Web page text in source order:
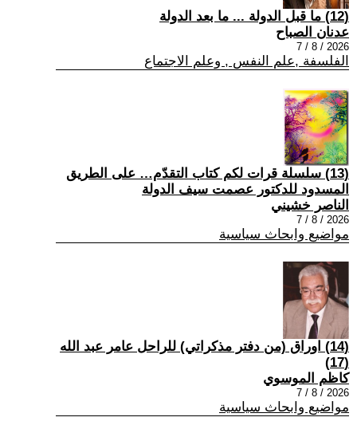
(12) ما قبل الدولة ... ما بعد الدولة
عدنان الصباح
2026 / 8 / 7
الفلسفة ,علم النفس , وعلم الاجتماع
(13) سلسلة قرات لكم كتاب التقدّم… على الطريق
المسدود للدكتور عصمت سيف الدولة
الناصر خشيني
2026 / 8 / 7
مواضيع وابحاث سياسية
(14) اوراق (من دفتر مذكراتي) للراحل عامر عبد الله
(17)
كاظم الموسوي
2026 / 8 / 7
مواضيع وابحاث سياسية